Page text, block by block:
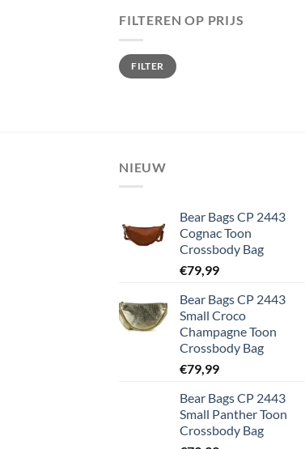
FILTEREN OP PRIJS
Min.
prijs
Max.
prijsFILTER
NIEUW
Bear Bags CP 2443
Cognac Toon
Crossbody Bag
€79,99
Bear Bags CP 2443
Small Croco
Champagne Toon
Crossbody Bag
€79,99
Bear Bags CP 2443
Small Panther Toon
Crossbody Bag